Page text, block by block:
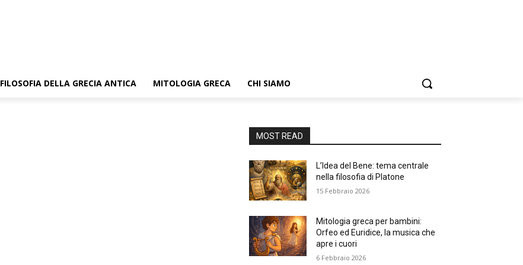
FILOSOFIA DELLA GRECIA ANTICA MITOLOGIA GRECA CHI SIAMO
MOST READ
L’Idea del Bene: tema centrale
nella filosofia di Platone
15 Febbraio 2026
Mitologia greca per bambini:
Orfeo ed Euridice, la musica che
apre i cuori
6 Febbraio 2026